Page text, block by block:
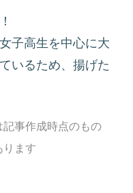
子高生を中心に大
いるため、揚げた
記事作成時点のもの
ります